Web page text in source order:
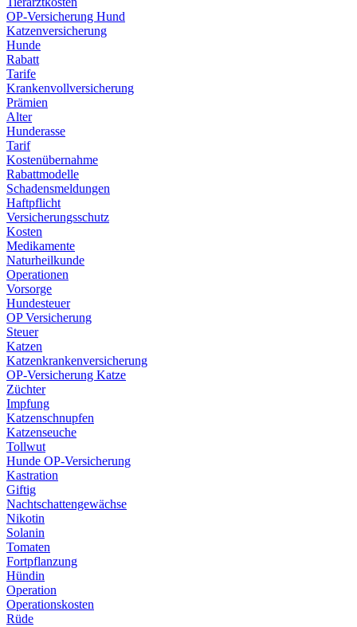
OP-Versicherung Hund
Katzenversicherung
Hunde
Rabatt
Tarife
Krankenvollversicherung
Prämien
Alter
Hunderasse
Tarif
Kostenübernahme
Rabattmodelle
Schadensmeldungen
Haftpflicht
Versicherungsschutz
Kosten
Medikamente
Naturheilkunde
Operationen
Vorsorge
Hundesteuer
OP Versicherung
Steuer
Katzen
Katzenkrankenversicherung
OP-Versicherung Katze
Züchter
Impfung
Katzenschnupfen
Katzenseuche
Tollwut
Hunde OP-Versicherung
Kastration
Giftig
Nachtschattengewächse
Nikotin
Solanin
Tomaten
Fortpflanzung
Hündin
Operation
Operationskosten
Rüde